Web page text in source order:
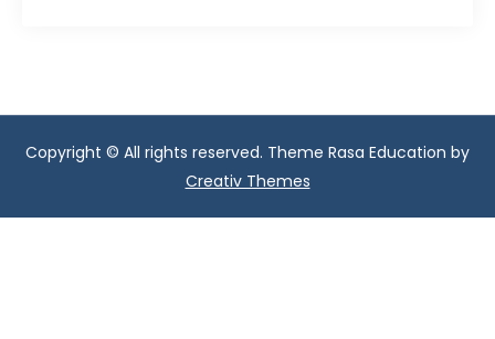
Copyright © All rights reserved. Theme Rasa Education by
Creativ Themes